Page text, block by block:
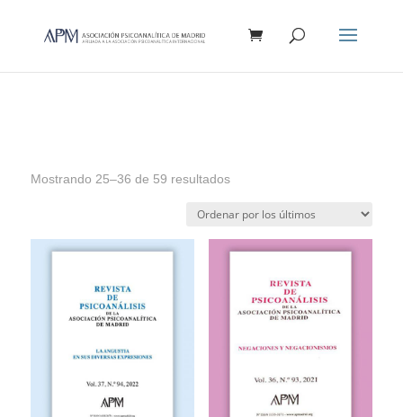
productos
Mostrando 25–36 de 59 resultados